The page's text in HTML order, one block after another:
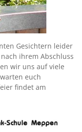
Gesichtern leider
ihrem Abschluss
wir uns auf viele
euch
findet am